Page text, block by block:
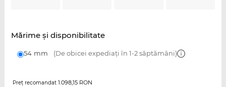
Mărime şi disponibilitate
54 mm (De obicei expediați în 1-2 săptămâni)
Preţ recomandat 1.098,15 RON